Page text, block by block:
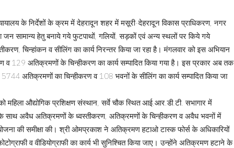
के निर्देशों के क्रम में देहरादून शहर में मसूरी-देहरादून विकास प्राधिकरण, नगर
जन सामान्य हेतु बनाये गये फुटपाथों, गलियों, सड़कों एवं अन्य स्थलों पर किये गये
चिन्हांकन व सीलिंग का कार्य निरन्तर किया जा रहा है। मंगलवार को इस अभियान
129 अतिक्रमणों के चिन्हीकरण का कार्य सम्पादित किया गया है। इस प्रकार अब तक
अतिक्रमणों का चिन्हीकरण व 108 भवनों के सीलिंग का कार्य सम्पादित किया जा
औद्योगिक प्रशिक्षण संस्थान, सर्वे चौक स्थित आई.आर.डी.टी. सभागार में
साथ अवैध अतिक्रमणों के ध्वस्तीकरण, अतिक्रमणों के चिन्हीकरण व अवैध भवनों में
की समीक्षा की। श्री ओमप्रकाश ने अतिक्रमण हटाओ टास्क फोर्स के अधिकारियों
व वीडियोग्राफी का कार्य भी सुनिश्चित किया जाए। उन्होंने अतिक्रमण हटाने के